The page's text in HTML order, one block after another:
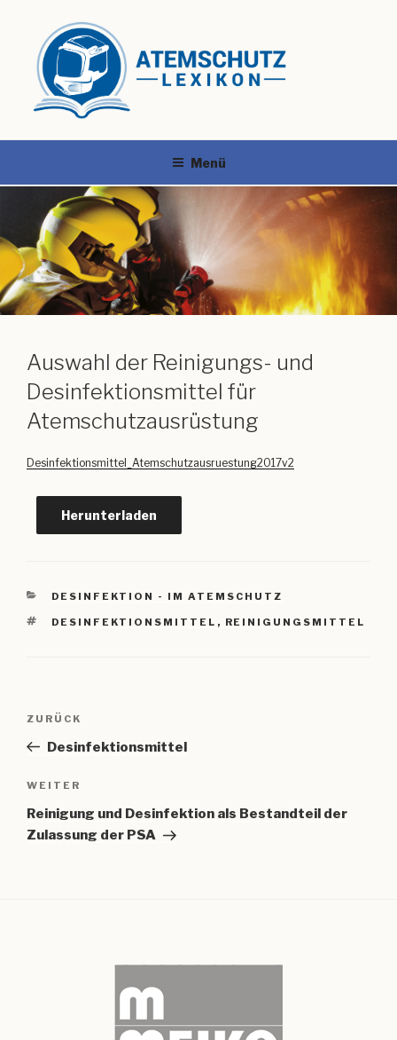
Menü
Auswahl der Reinigungs- und
Desinfektionsmittel für
Atemschutzausrüstung
Desinfektionsmittel_Atemschutzausruestung2017v2
Herunterladen
KATEGORIEN
DESINFEKTION - IM ATEMSCHUTZ
SCHLAGWÖRTER
DESINFEKTIONSMITTEL , REINIGUNGSMITTEL
Beitragsnavigation
Vorheriger
Beitrag
ZURÜCK
Desinfektionsmittel
Nächster
Beitrag
WEITER
Reinigung und Desinfektion als Bestandteil der
Zulassung der PSA